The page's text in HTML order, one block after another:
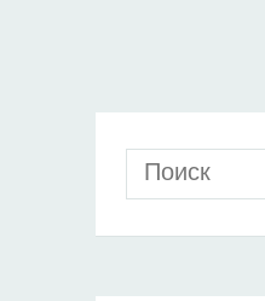
Search
for: